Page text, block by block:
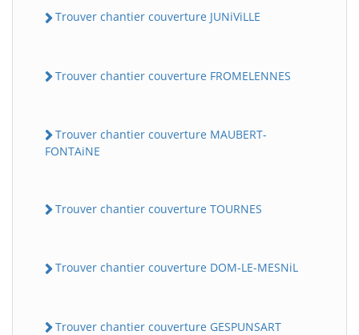
Trouver chantier couverture JUNiViLLE
Trouver chantier couverture FROMELENNES
Trouver chantier couverture MAUBERT-
FONTAiNE
Trouver chantier couverture TOURNES
Trouver chantier couverture DOM-LE-MESNiL
Trouver chantier couverture GESPUNSART